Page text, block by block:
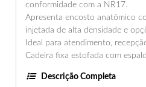
conformidade com a NR17.
Apresenta encosto anatômico
injetada de alta densidade e
Ideal para atendimento,
Cadeira fixa estofada com
Descrição Completa